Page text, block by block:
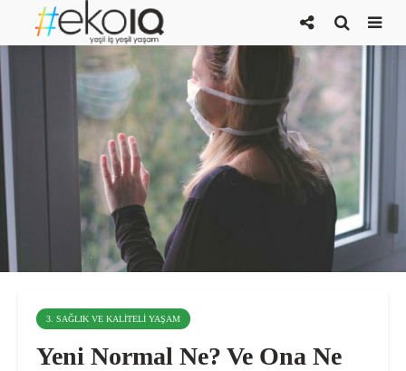
3. SAĞLIK VE KALITELI YAŞAM
Yeni Normal Ne? Ve Ona Ne